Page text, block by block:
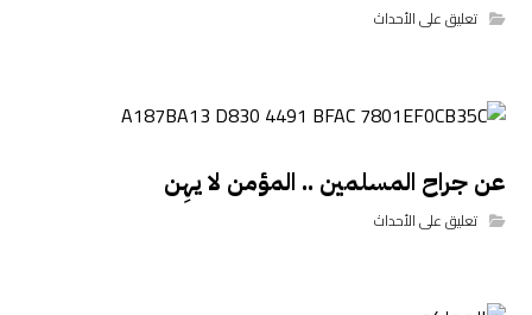
تعليق على الأحداث
عن جراح المسلمين .. المؤمن لا يهِن
تعليق على الأحداث